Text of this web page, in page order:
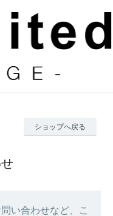
ショップへ戻る
い合わせなど、こ